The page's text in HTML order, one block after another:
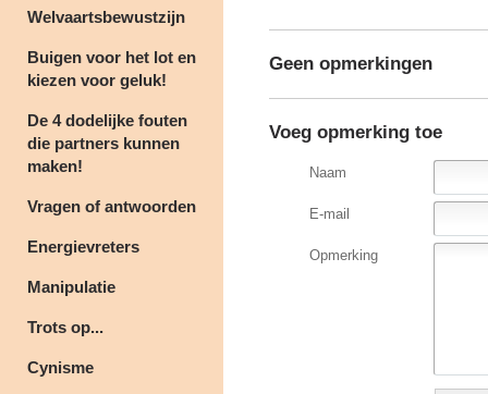
Welvaartsbewustzijn
Buigen voor het lot en
kiezen voor geluk!
De 4 dodelijke fouten
die partners kunnen
maken!
Vragen of antwoorden
Energievreters
Manipulatie
Trots op...
Cynisme
Geen opmerkingen
Voeg opmerking toe
Naam
E-mail
Opmerking